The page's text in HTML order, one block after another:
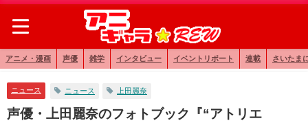
アニメ・漫画 声優 雑学 インタビュー イベントリポート 連載 さいたま
ニュース ニュース 上田麗奈
声優・上田麗奈のフォトブック『“アトリエ